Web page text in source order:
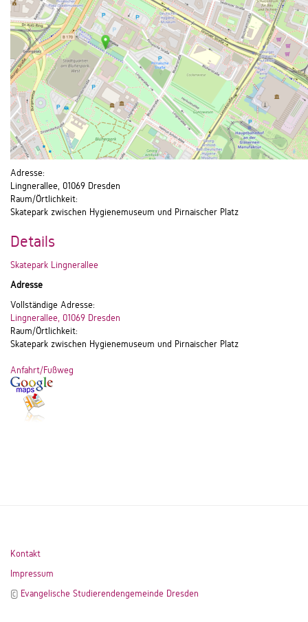
Adresse:
Lingnerallee, 01069 Dresden
Raum/Örtlichkeit:
Skatepark zwischen Hygienemuseum und Pirnaischer Platz
Details
Skatepark Lingnerallee
Adresse
Vollständige Adresse:
Lingnerallee, 01069 Dresden
Raum/Örtlichkeit:
Skatepark zwischen Hygienemuseum und Pirnaischer Platz
Anfahrt/Fußweg
Kontakt
Impressum
© Evangelische Studierendengemeinde Dresden